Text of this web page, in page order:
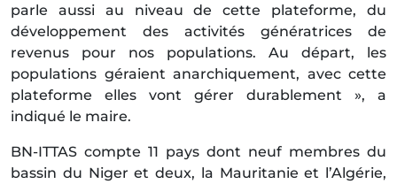
parle aussi au niveau de cette plateforme, du
développement des activités génératrices de
revenus pour nos populations. Au départ, les
populations géraient anarchiquement, avec cette
plateforme elles vont gérer durablement », a
indiqué le maire.
BN-ITTAS compte 11 pays dont neuf membres du
bassin du Niger et deux, la Mauritanie et l’Algérie,